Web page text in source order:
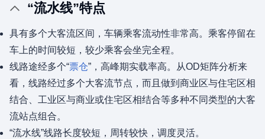
“流水线”特点
具有多个大客流区间，车辆乘客流动性非常高。乘客停留在
车上的时间较短，较少乘客会坐完全程。
线路途经多个“票仓”，高峰期实载率高。从OD矩阵分析来
看，线路经过多个大客流节点，而且做到商业区与住宅区相
结合、工业区与商业或住宅区相结合等多种不同类型的大客
流站点组合。
“流水线”线路长度较短，周转较快，调度灵活。